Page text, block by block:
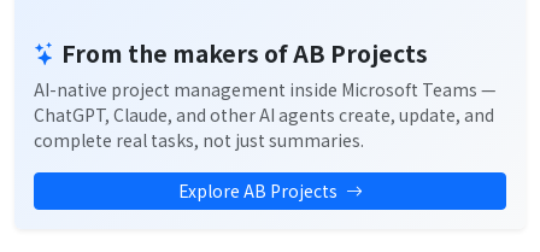
From the makers of AB Projects
AI-native project management inside Microsoft Teams —
ChatGPT, Claude, and other AI agents create, update, and
complete real tasks, not just summaries.
Explore AB Projects